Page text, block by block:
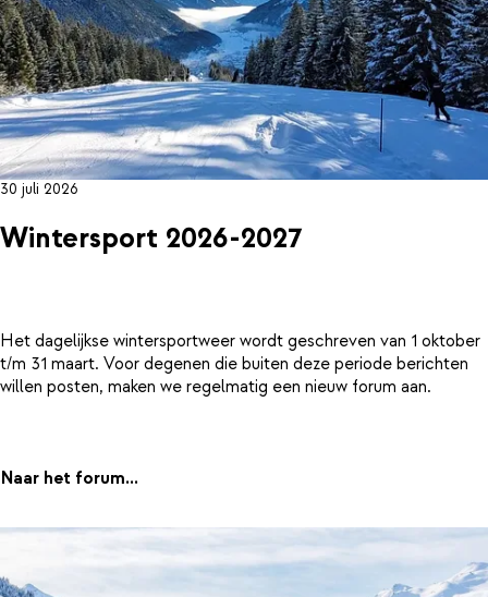
30 juli 2026
Wintersport 2026-2027
Het dagelijkse wintersportweer wordt geschreven van 1 oktober
t/m 31 maart. Voor degenen die buiten deze periode berichten
willen posten, maken we regelmatig een nieuw forum aan.
Naar het forum...